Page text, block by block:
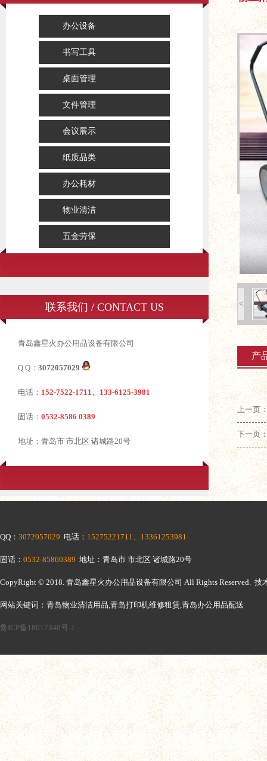
办公设备
书写工具
桌面管理
文件管理
会议展示
纸质品类
办公耗材
物业清洁
五金劳保
联系我们 / CONTACT US
青岛鑫星火办公用品设备有限公司
Q Q： 3072057029
电话： 152-7522-1711、133-6125-3981
固话： 0532-8586 0389
地址：青岛市 市北区 诸城路20号
<
产
上一页
下一页
QQ： 3072057029 电话： 15275221711、13361253981
固话： 0532-85860389 地址：青岛市 市北区 诸城路20号
CopyRight © 2018. 青岛鑫星火办公用品设备有限公司 All Rights Reserved. 技
网站关键词：青岛物业清洁用品,青岛打印机维修租赁,青岛办公用品配送
鲁ICP备18017340号-1